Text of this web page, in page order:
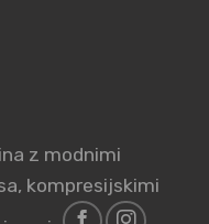
z modnimi
kompresijskimi